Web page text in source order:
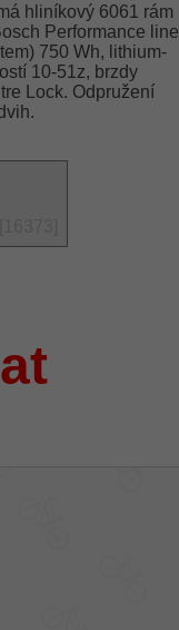
hliníkový 6061 rám
Performance line
750 Wh, lithium-
10-51z, brzdy
Lock. Odpružení